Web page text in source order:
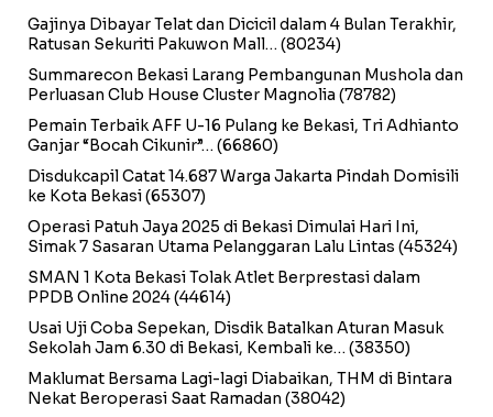
Gajinya Dibayar Telat dan Dicicil dalam 4 Bulan Terakhir,
Ratusan Sekuriti Pakuwon Mall… (80234)
Summarecon Bekasi Larang Pembangunan Mushola dan
Perluasan Club House Cluster Magnolia (78782)
Pemain Terbaik AFF U-16 Pulang ke Bekasi, Tri Adhianto
Ganjar “Bocah Cikunir”… (66860)
Disdukcapil Catat 14.687 Warga Jakarta Pindah Domisili
ke Kota Bekasi(65307)
Operasi Patuh Jaya 2025 di Bekasi Dimulai Hari Ini,
Simak 7 Sasaran Utama Pelanggaran Lalu Lintas (45324)
SMAN 1 Kota Bekasi Tolak Atlet Berprestasi dalam
PPDB Online 2024(44614)
Usai Uji Coba Sepekan, Disdik Batalkan Aturan Masuk
Sekolah Jam 6.30 di Bekasi, Kembali ke… (38350)
Maklumat Bersama Lagi-lagi Diabaikan, THM di Bintara
Nekat Beroperasi Saat Ramadan (38042)